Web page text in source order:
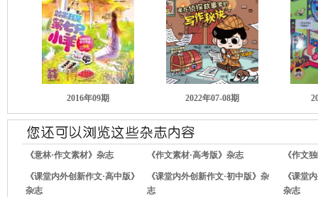
2016年09期 2022年07-08期
《意林·作文素材》杂志 《作文素材·高考版》杂志 《作文
《课堂内外创新作文·高中版》
杂志
《课堂内外创新作文·初中版》杂
志
《课堂
杂志